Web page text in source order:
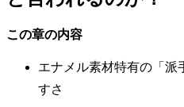
この章の内容
エナメル素材特有の「派
すさ